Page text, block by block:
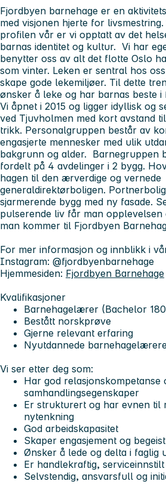
Fjordbyen barnehage er en
med visjonen hjerte for
profilen vår er vi opptatt av det
barnas identitet og kultur. Vi har
benytter oss av alt det flotte Oslo
som vinter. Leken er sentral hos
skape gode lekemiljøer. Til dette
ønsker å leke og har barnas beste i
Vi åpnet i 2015 og ligger idyllisk og
ved Tjuvholmen med kort avstand
trikk. Personalgruppen består av
engasjerte mennesker med ulik
bakgrunn og alder. Barnegruppen
fordelt på 4 avdelinger i 2 bygg.
hagen til den ærverdige og vernede
generaldirektørboligen.
sjarmerende bygg med ny fasade.
pulserende liv får man
man kommer til Fjordbyen
For mer informasjon og innblikk i
Instagram: @fjordbyenbarnehage
Hjemmesiden: Fjordbyen Barnehage
Kvalifikasjoner
Barnehagelærer (Bachelor
Bestått norskprøve
Gjerne relevant erfaring
Nyutdannede
Vi ser etter deg som:
Har god relasjonskompetanse
samhandlingsegenskaper
Er strukturert og har evnen til
nytenkning
God arbeidskapasitet
Skaper engasjement og
Ønsker å lede og delta i faglig
Er handlekraftig,
Selvstendig, ansvarsfull og